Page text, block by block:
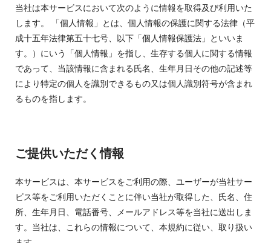
当社は本サービスにおいて次のように情報を取得及び利用いた
します。 「個人情報」とは、個人情報の保護に関する法律（平
成十五年法律第五十七号、以下「個人情報保護法」といいま
す。）にいう「個人情報」を指し、生存する個人に関する情報
であって、当該情報に含まれる氏名、生年月日その他の記述等
により特定の個人を識別できるもの又は個人識別符号が含まれ
るものを指します。
ご提供いただく情報​
本サービスは、本サービスをご利用の際、ユーザーが当社サー
ビス等をご利用いただくことに伴い当社が取得した、氏名、住
所、生年月日、電話番号、メールアドレス等を当社に送出しま
す。当社は、これらの情報について、本規約に従い、取り扱い